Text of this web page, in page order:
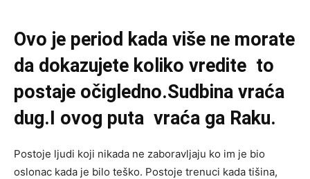
Ovo je period kada više ne morate
da dokazujete koliko vredite to
postaje očigledno.Sudbina vraća
dug.I ovog puta vraća ga Raku.
Postoje ljudi koji nikada ne zaboravljaju ko im je bio
oslonac kada je bilo teško. Postoje trenuci kada tišina,